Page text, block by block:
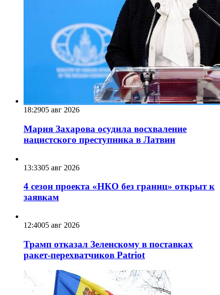
18:2905 авг 2026
Мария Захарова осудила восхваление
нацистского преступника в Латвии
13:3305 авг 2026
4 сезон проекта «НКО без границ» открыт к
заявкам
12:4005 авг 2026
Трамп отказал Зеленскому в поставках
ракет-перехватчиков Patriot